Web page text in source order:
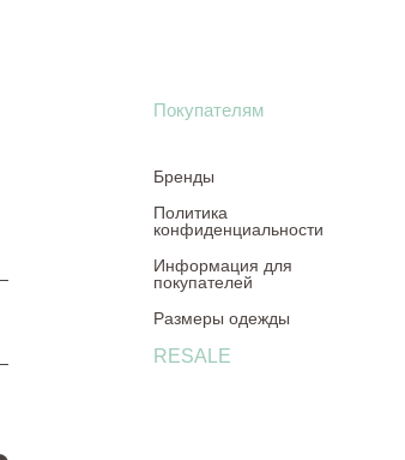
Покупателям
RESALE
Размеры одежды
Информация для
покупателей
Политика
конфиденциальности
Бренды